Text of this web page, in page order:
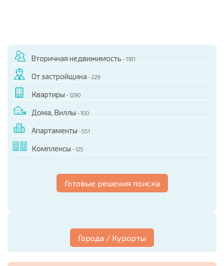
Вторичная недвижимость - 1181
От застройщика - 229
Квартиры - 1290
Дома, Виллы - 100
Апартаменты - 551
Комплексы - 125
Готовые решения поиска
Города / Курорты